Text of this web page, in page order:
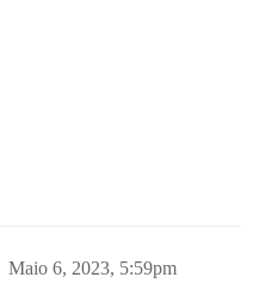
Maio 6, 2023, 5:59pm